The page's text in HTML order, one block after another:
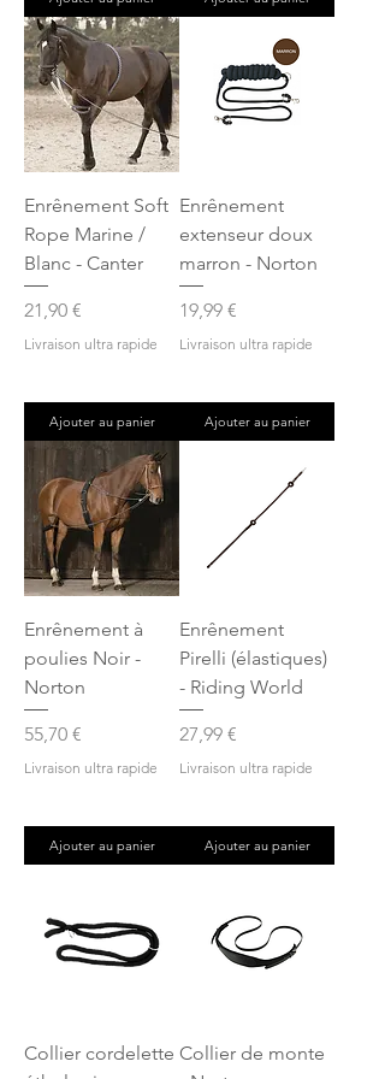
Enrênement Soft
Rope Marine /
Blanc - Canter
Prix
21,90 €
Livraison ultra rapide
Ajouter au panier
Enrênement
extenseur doux
marron - Norton
Prix
19,99 €
Livraison ultra rapide
Ajouter au panier
Enrênement à
poulies Noir -
Norton
Prix
55,70 €
Livraison ultra rapide
Ajouter au panier
Enrênement
Pirelli (élastiques)
- Riding World
Prix
27,99 €
Livraison ultra rapide
Ajouter au panier
Collier cordelette Collier de monte